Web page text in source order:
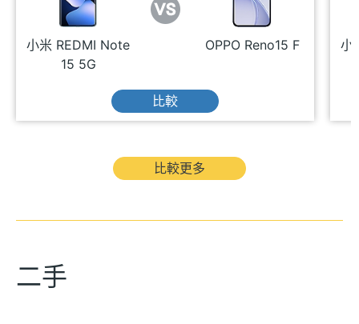
小米 REDMI Note
15 5G
OPPO Reno15 F
比較
小
比較更多
二手